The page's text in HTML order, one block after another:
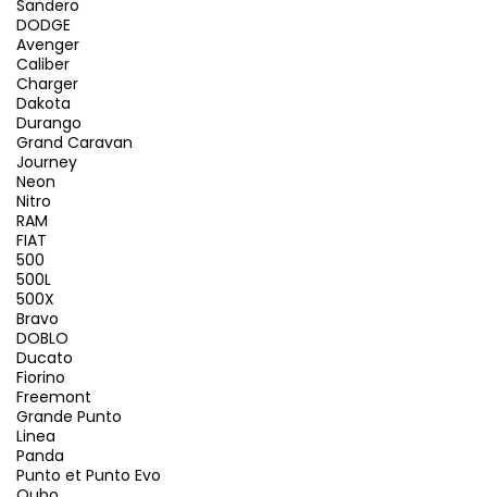
Sandero
DODGE
Avenger
Caliber
Charger
Dakota
Durango
Grand Caravan
Journey
Neon
Nitro
RAM
FIAT
500
500L
500X
Bravo
DOBLO
Ducato
Fiorino
Freemont
Grande Punto
Linea
Panda
Punto et Punto Evo